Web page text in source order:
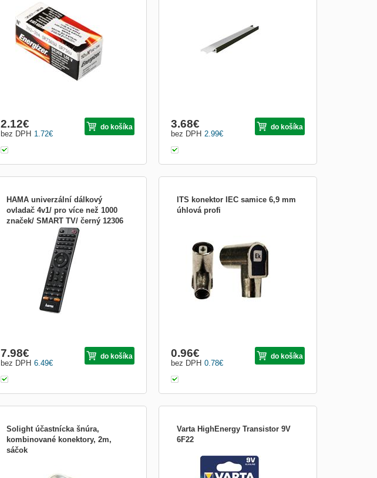
1.72€
bez DPH
2.12€ do košíka
je uvedená za 1 m plastového krytu.
Hliníková lišta nie je súčasťou a objednáva
sa samostatne.
2.99€
bez DPH
3.68€ do košíka
HAMA univerzální dálkový
ovladač 4v1/ pro více než 1000
značek/ SMART TV/ černý 12306
Dálkový ovladač HAMA univerzální 4v1;
Univerzální dálkový ovladač 4 v 1 pro více
než 1000 značek. Umožňuje ovládat až 4
různá zařízení (například TV, SAT, DVD a
videorekordér). Dálkový ovladač je
6.49€
bez DPH
7.98€ do košíka
ITS konektor IEC samice 6,9 mm
úhlová profi
0.78€
bez DPH
0.96€ do košíka
Solight účastnícka šnúra,
kombinované konektory, 2m,
sáčok
Varta HighEnergy Transistor 9V
6F22
1x 9V alkalická batéria rozmeru Transistor